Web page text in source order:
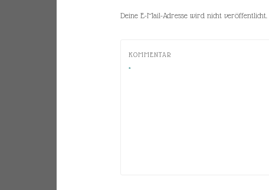
Deine E-Mail-Adresse wird nicht veröffentlicht.
KOMMENTAR
*